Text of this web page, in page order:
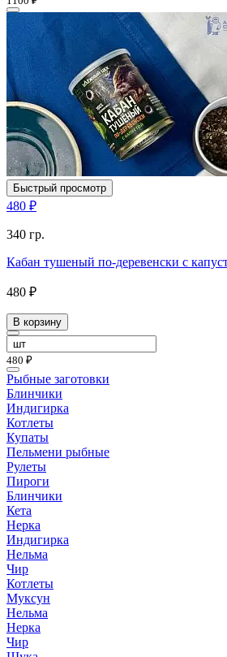
Быстрый просмотр
480 ₽
340 гр.
Кабан тушеный по-деревенски с
480 ₽
В корзину
480 ₽
Рыбные заготовки
Блинчики
Индигирка
Котлеты
Купаты
Пельмени рыбные
Рулеты
Пироги
Блинчики
Кета
Нерка
Индигирка
Нельма
Чир
Котлеты
Муксун
Нельма
Нерка
Чир